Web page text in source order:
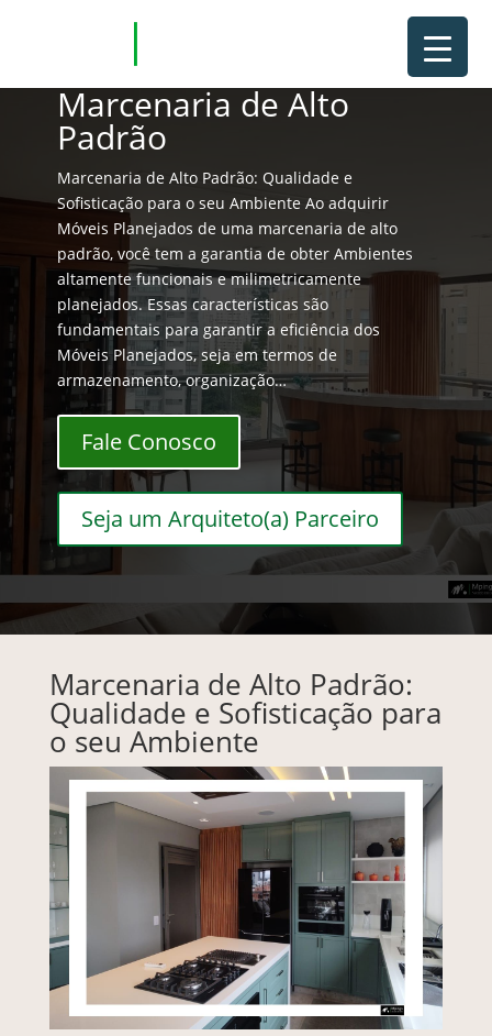
Marcenaria de Alto
Padrão
Marcenaria de Alto Padrão: Qualidade e
Sofisticação para o seu Ambiente Ao adquirir
Móveis Planejados de uma marcenaria de alto
padrão, você tem a garantia de obter Ambientes
altamente funcionais e milimetricamente
planejados. Essas características são
fundamentais para garantir a eficiência dos
Móveis Planejados, seja em termos de
armazenamento, organização…
Fale Conosco
Seja um Arquiteto(a) Parceiro
Marcenaria de Alto Padrão:
Qualidade e Sofisticação para
o seu Ambiente